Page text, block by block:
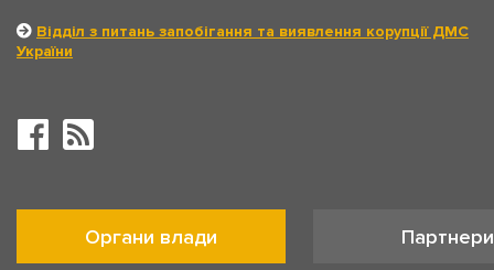
Відділ з питань запобігання та виявлення корупції ДМС
України
Органи влади Партнери